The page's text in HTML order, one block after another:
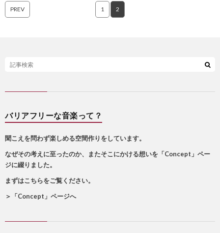
PREV 1 2
バリアフリーな音楽って？
聞こえを問わず楽しめる空間作りをしています。
なぜその考えに至ったのか、またそこにかける想いを「Concept」ペー
ジに綴りました。
まずはこちらをご覧ください。
＞
「Concept」ページへ